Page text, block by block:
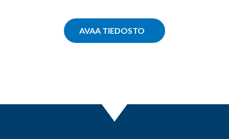
AVAA TIEDOSTO